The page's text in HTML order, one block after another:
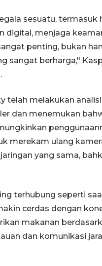
sesuatu, termasuk
digital, menjaga
penting, bukan
sangat berharga,"
telah melakukan
dan menemukan
merekam ulang
yang sama,
terhubung seperti
cerdas dengan
makanan
dan komunikasi